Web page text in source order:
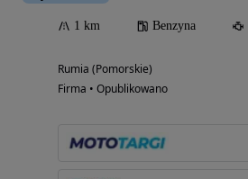
1 km Benzyna
Rumia (Pomorskie)
Firma • Opublikowano